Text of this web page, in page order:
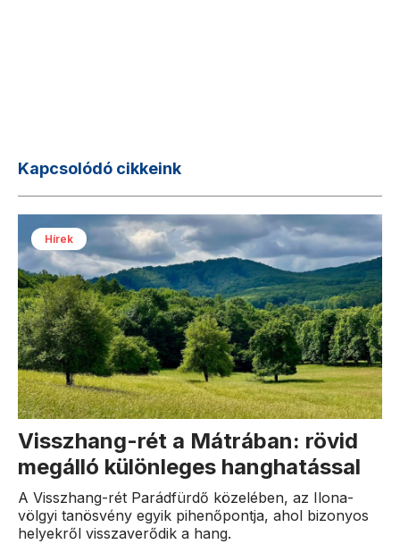
Kapcsolódó cikkeink
Hírek
Visszhang-rét a Mátrában: rövid
megálló különleges hanghatással
A Visszhang-rét Parádfürdő közelében, az Ilona-
völgyi tanösvény egyik pihenőpontja, ahol bizonyos
helyekről visszaverődik a hang.